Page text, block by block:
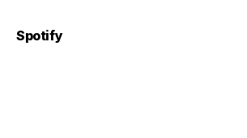
Spotify